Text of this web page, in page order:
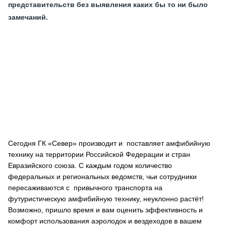
представительств без выявления каких бы то ни было
замечаний.
Сегодня ГК «Север» производит и поставляет амфибийную
технику на территории Российской Федерации и стран
Евразийского союза. С каждым годом количество
федеральных и региональных ведомств, чьи сотрудники
пересаживаются с привычного транспорта на
футуристическую амфибийную технику, неуклонно растёт!
Возможно, пришло время и вам оценить эффективность и
комфорт использования аэролодок и вездеходов в вашем